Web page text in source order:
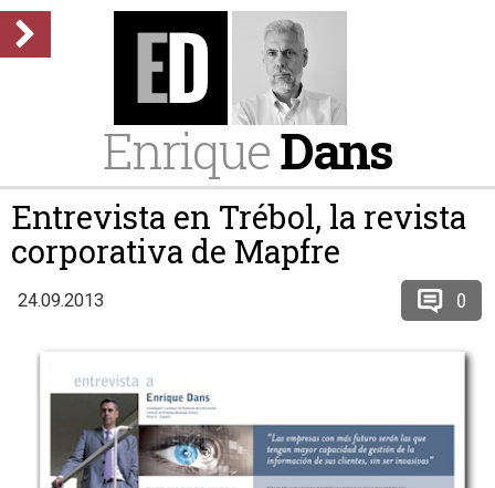
EnriqueDans
Entrevista en Trébol, la revista
corporativa de Mapfre
24.09.2013 0